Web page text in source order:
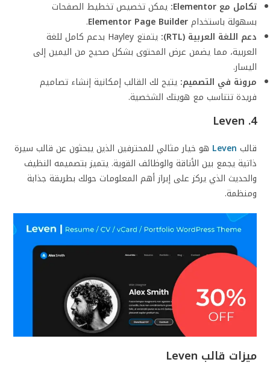
تكامل مع Elementor:
يمكن تخصيص تخطيط الصفحات
بسهولة باستخدامElementor Page Builder
.
دعم اللغة العربية (RTL):
يتمتع Hayley بدعم كامل للغة
العربية، مما يضمن عرض المحتوى بشكل صحيح من اليمين إلى
اليسار.
مرونة في التصميم: يتيح لك القالب إمكانية إنشاء تصاميم
فريدة تتناسب مع هويتك الشخصية.
4.
Leven
قالب Leven هو خيار مثالي للمحترفين الذين يبحثون عن قالب سيرة
ذاتية يجمع بين الأناقة والوظائف القوية. يتميز بتصميمه النظيف
والحديث الذي يركز على إبراز أهم المعلومات حولك بطريقة جذابة
ومنظمة.
ميزات قالب Leven